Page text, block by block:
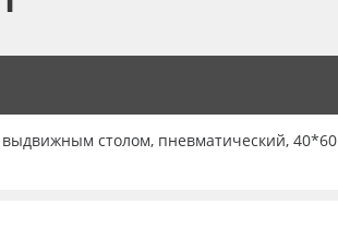
выдвижным столом, пневматический, 40*60